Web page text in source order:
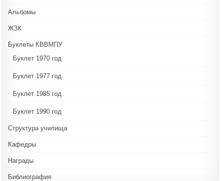
Альбомы
ЖЗК
Буклеты КВВМПУ
Буклет 1970 год
Буклет 1977 год
Буклет 1985 год
Буклет 1990 год
Структура училища
Кафедры
Награды
Библиография